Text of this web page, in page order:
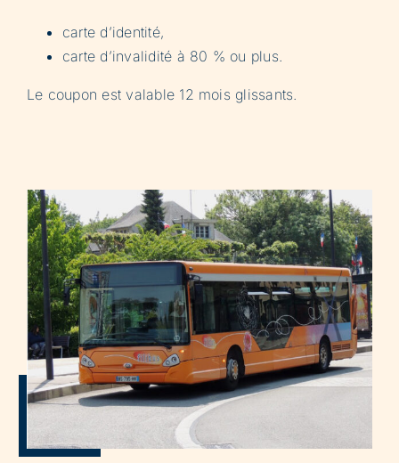
carte d’identité,
carte d’invalidité à 80 % ou plus.
Le coupon est valable 12 mois glissants.